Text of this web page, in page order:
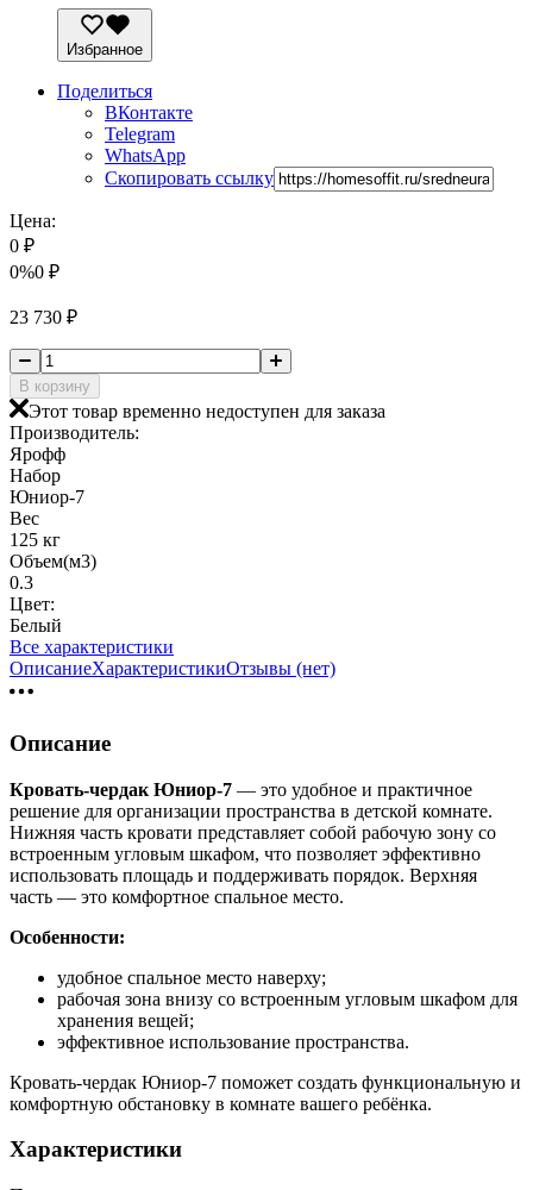
Избранное
Поделиться
ВКонтакте
Telegram
WhatsApp
Скопировать ссылку
Цена:
0 ₽
0%0 ₽
23 730 ₽
В корзину
Этот товар временно недоступен для заказа
Производитель:
Ярофф
Набор
Юниор-7
Вес
125 кг
Объем(м3)
0.3
Цвет:
Белый
Все характеристики
ОписаниеХарактеристикиОтзывы (нет)
Описание
Кровать-чердак Юниор-7 — это удобное и практичное
решение для организации пространства в детской комнате.
Нижняя часть кровати представляет собой рабочую зону со
встроенным угловым шкафом, что позволяет эффективно
использовать площадь и поддерживать порядок. Верхняя
часть — это комфортное спальное место.
Особенности:
удобное спальное место наверху;
рабочая зона внизу со встроенным угловым шкафом для
хранения вещей;
эффективное использование пространства.
Кровать-чердак Юниор-7 поможет создать функциональную и
комфортную обстановку в комнате вашего ребёнка.
Характеристики